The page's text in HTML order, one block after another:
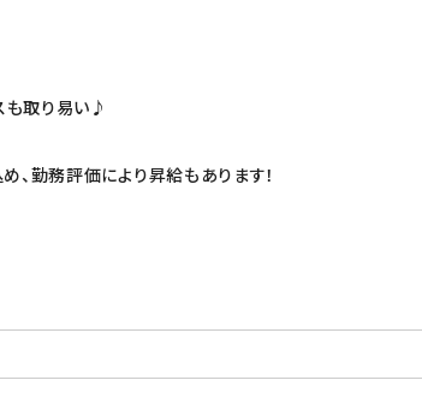
も取り易い♪
勤務評価により昇給もあります！